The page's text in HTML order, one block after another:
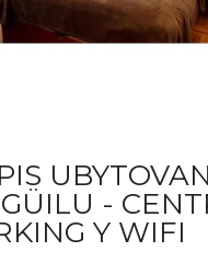
-
Y WIFI